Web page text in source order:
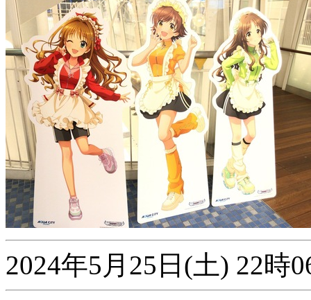
2024年5月25日(土) 22時